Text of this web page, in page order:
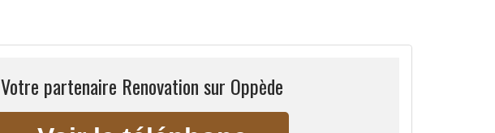
Votre partenaire Renovation sur Oppède